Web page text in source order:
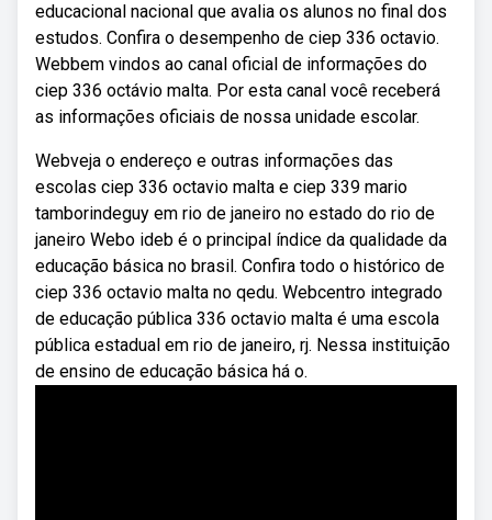
educacional nacional que avalia os alunos no final dos
estudos. Confira o desempenho de ciep 336 octavio.
Webbem vindos ao canal oficial de informações do
ciep 336 octávio malta. Por esta canal você receberá
as informações oficiais de nossa unidade escolar.
Webveja o endereço e outras informações das
escolas ciep 336 octavio malta e ciep 339 mario
tamborindeguy em rio de janeiro no estado do rio de
janeiro Webo ideb é o principal índice da qualidade da
educação básica no brasil. Confira todo o histórico de
ciep 336 octavio malta no qedu. Webcentro integrado
de educação pública 336 octavio malta é uma escola
pública estadual em rio de janeiro, rj. Nessa instituição
de ensino de educação básica há o.